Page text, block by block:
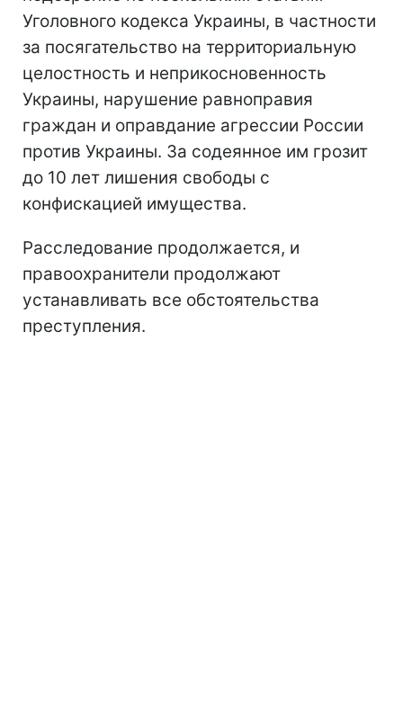
Уголовного кодекса Украины, в частности
за посягательство на территориальную
целостность и неприкосновенность
Украины, нарушение равноправия
граждан и оправдание агрессии России
против Украины. За содеянное им грозит
до 10 лет лишения свободы с
конфискацией имущества.
Расследование продолжается, и
правоохранители продолжают
устанавливать все обстоятельства
преступления.